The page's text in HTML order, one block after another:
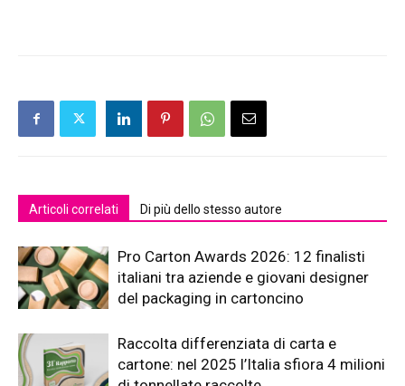
Articoli correlati Di più dello stesso autore
Pro Carton Awards 2026: 12 finalisti
italiani tra aziende e giovani designer
del packaging in cartoncino
Raccolta differenziata di carta e
cartone: nel 2025 l’Italia sfiora 4 milioni